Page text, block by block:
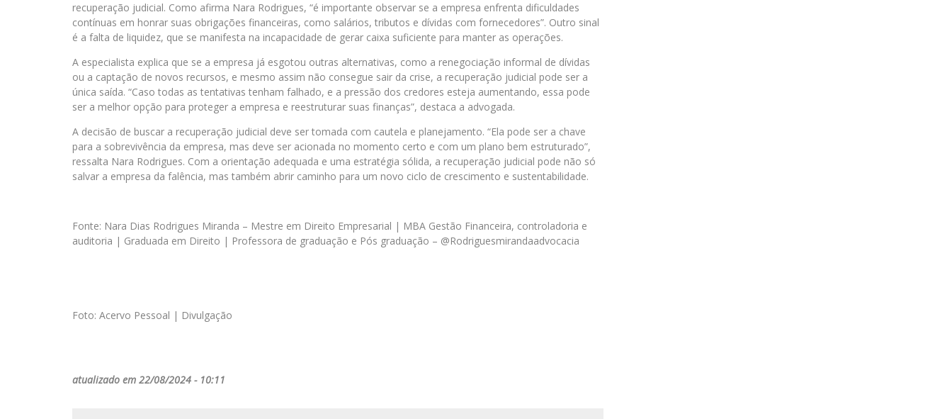
recuperação judicial. Como afirma Nara Rodrigues, “é importante observar se a empresa enfrenta dificuldades
contínuas em honrar suas obrigações financeiras, como salários, tributos e dívidas com fornecedores”. Outro sinal
é a falta de liquidez, que se manifesta na incapacidade de gerar caixa suficiente para manter as operações.
A especialista explica que se a empresa já esgotou outras alternativas, como a renegociação informal de dívidas
ou a captação de novos recursos, e mesmo assim não consegue sair da crise, a recuperação judicial pode ser a
única saída. “Caso todas as tentativas tenham falhado, e a pressão dos credores esteja aumentando, essa pode
ser a melhor opção para proteger a empresa e reestruturar suas finanças”, destaca a advogada.
A decisão de buscar a recuperação judicial deve ser tomada com cautela e planejamento. “Ela pode ser a chave
para a sobrevivência da empresa, mas deve ser acionada no momento certo e com um plano bem estruturado”,
ressalta Nara Rodrigues. Com a orientação adequada e uma estratégia sólida, a recuperação judicial pode não só
salvar a empresa da falência, mas também abrir caminho para um novo ciclo de crescimento e sustentabilidade.
Fonte: Nara Dias Rodrigues Miranda – Mestre em Direito Empresarial | MBA Gestão Financeira, controladoria e
auditoria | Graduada em Direito | Professora de graduação e Pós graduação – @Rodriguesmirandaadvocacia
Foto: Acervo Pessoal | Divulgação
atualizado em 22/08/2024 - 10:11